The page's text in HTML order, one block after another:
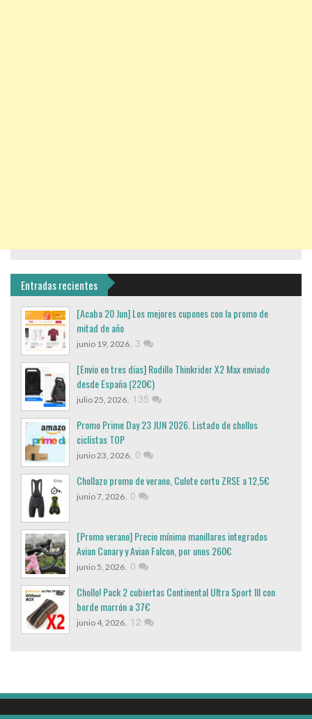
Entradas recientes
[Acaba 20 Jun] Los mejores cupones con la promo de
mitad de año
junio 19, 2026, 3
[Envio en tres dias] Rodillo Thinkrider X2 Max enviado
desde España (220€)
julio 25, 2026, 135
Promo Prime Day 23 JUN 2026. Listado de chollos
ciclistas TOP
junio 23, 2026, 0
Chollazo promo de verano, Culote corto ZRSE a 12,5€
junio 7, 2026, 0
[Promo verano] Precio mínimo manillares integrados
Avian Canary y Avian Falcon, por unos 260€
junio 5, 2026, 0
Chollo! Pack 2 cubiertas Continental Ultra Sport III con
borde marrón a 37€
junio 4, 2026, 12